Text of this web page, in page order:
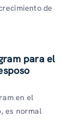
de
para el
en el
es normal